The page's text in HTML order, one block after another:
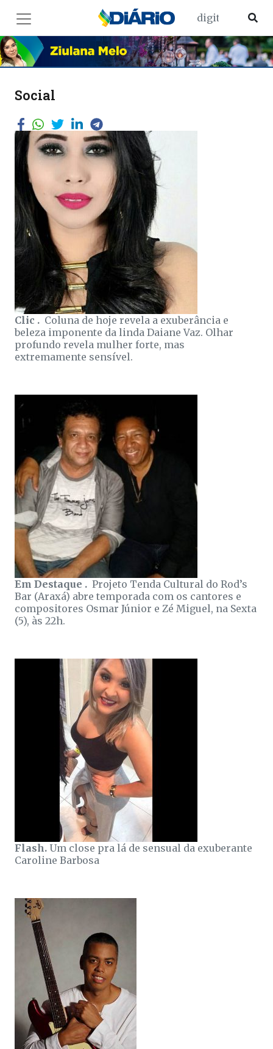
Social
Clic . Coluna de hoje revela a exuberância e
beleza imponente da linda Daiane Vaz. Olhar
profundo revela mulher forte, mas
extremamente sensível.
Em Destaque . Projeto Tenda Cultural do Rod’s
Bar (Araxá) abre temporada com os cantores e
compositores Osmar Júnior e Zé Miguel, na Sexta
(5), às 22h.
Flash. Um close pra lá de sensual da exuberante
Caroline Barbosa